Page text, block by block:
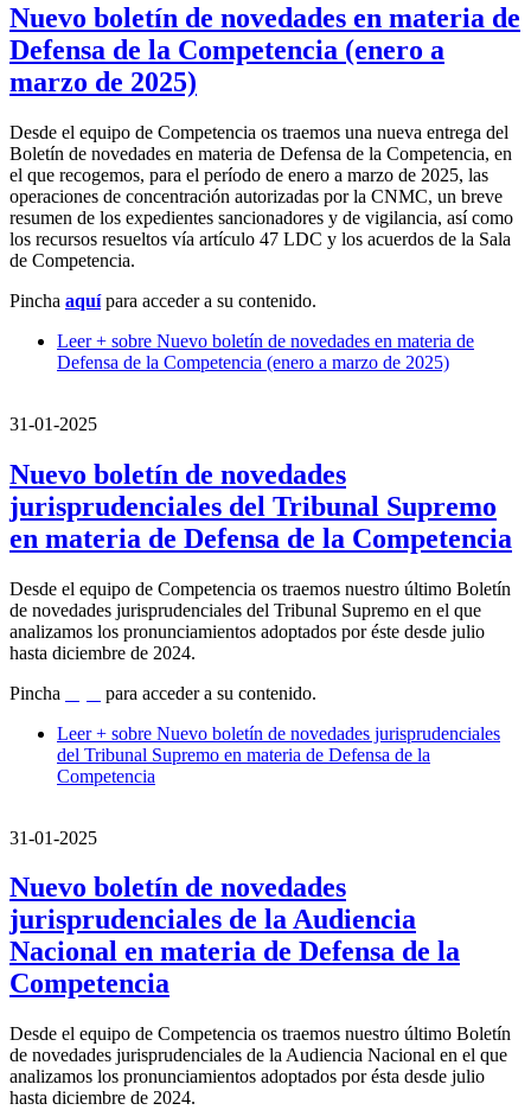
Nuevo boletín de novedades en materia de
Defensa de la Competencia (enero a
marzo de 2025)
Desde el equipo de Competencia os traemos una nueva entrega del
Boletín de novedades en materia de Defensa de la Competencia, en
el que recogemos, para el período de enero a marzo de 2025, las
operaciones de concentración autorizadas por la CNMC, un breve
resumen de los expedientes sancionadores y de vigilancia, así como
los recursos resueltos vía artículo 47 LDC y los acuerdos de la Sala
de Competencia.
Pincha aquípara acceder a su contenido.
Leer + sobre Nuevo boletín de novedades en materia de
Defensa de la Competencia (enero a marzo de 2025)
31-01-2025
Nuevo boletín de novedades
jurisprudenciales del Tribunal Supremo
en materia de Defensa de la Competencia
Desde el equipo de Competencia os traemos nuestro último Boletín
de novedades jurisprudenciales del Tribunal Supremo en el que
analizamos los pronunciamientos adoptados por éste desde julio
hasta diciembre de 2024.
Pincha
para acceder a su contenido.
Leer + sobre Nuevo boletín de novedades jurisprudenciales
del Tribunal Supremo en materia de Defensa de la
Competencia
31-01-2025
Nuevo boletín de novedades
jurisprudenciales de la Audiencia
Nacional en materia de Defensa de la
Competencia
Desde el equipo de Competencia os traemos nuestro último Boletín
de novedades jurisprudenciales de la Audiencia Nacional en el que
analizamos los pronunciamientos adoptados por ésta desde julio
hasta diciembre de 2024.